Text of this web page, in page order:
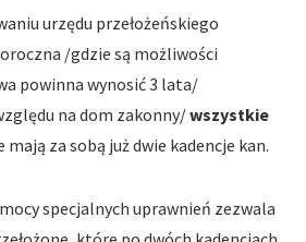
urzędu przełożeńskiego
/gdzie są możliwości
powinna wynosić 3 lata/
na dom zakonny/wszystkie
mają za sobą już dwie kadencje kan.
specjalnych uprawnień zezwala